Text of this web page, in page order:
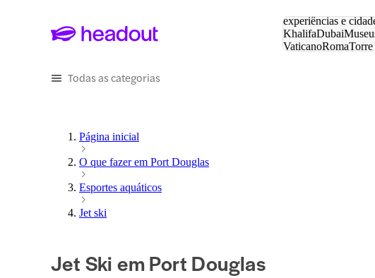
experiências e
KhalifaDubai
VaticanoRomaTorre
Todas as categorias
Página inicial
O que fazer em Port Douglas
Esportes aquáticos
Jet ski
Jet Ski em Port Douglas